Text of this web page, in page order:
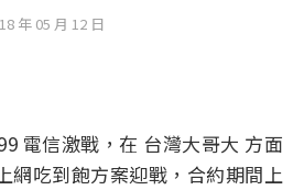
年 05 月 12 日
電信激戰，在 台灣大哥大 方面
網吃到飽方案迎戰，合約期間上